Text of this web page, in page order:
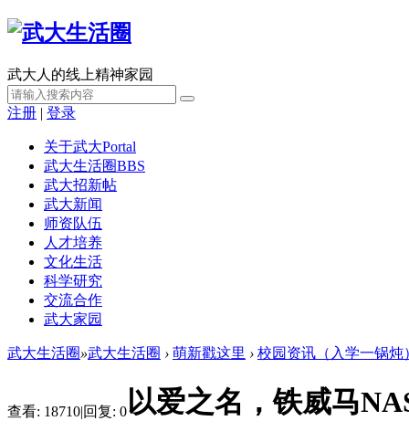
武大人的线上精神家园
注册 | 登录
关于武大Portal
武大生活圈BBS
武大招新帖
武大新闻
师资队伍
人才培养
文化生活
科学研究
交流合作
武大家园
武大生活圈»武大生活圈 › 萌新戳这里 › 校园资讯（入学一锅炖
查看: 18710|回复: 0以爱之名，铁威马